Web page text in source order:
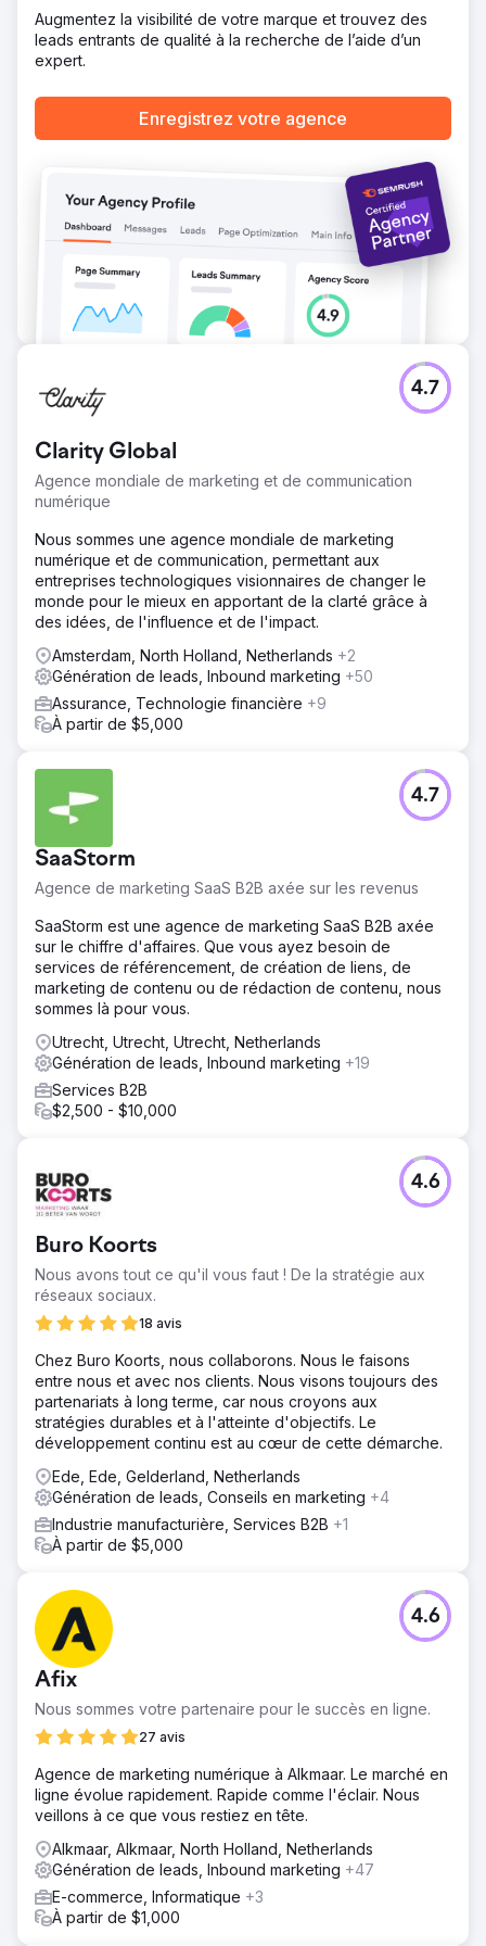
Vers la page de l'agence
Augmentez la visibilité de votre marque et trouvez des
leads entrants de qualité à la recherche de l’aide d’un
expert.
Enregistrez votre agence
Clarity Global
Agence mondiale de marketing et de communication
numérique
4.7
Nous sommes une agence mondiale de marketing
numérique et de communication, permettant aux
entreprises technologiques visionnaires de changer le
monde pour le mieux en apportant de la clarté grâce à
des idées, de l'influence et de l'impact.
Amsterdam, North Holland, Netherlands +2
Génération de leads, Inbound marketing +50
Assurance, Technologie financière +9
À partir de $5,000
SaaStorm
Agence de marketing SaaS B2B axée sur les revenus
4.7
SaaStorm est une agence de marketing SaaS B2B axée
sur le chiffre d'affaires. Que vous ayez besoin de
services de référencement, de création de liens, de
marketing de contenu ou de rédaction de contenu, nous
sommes là pour vous.
Utrecht, Utrecht, Utrecht, Netherlands
Génération de leads, Inbound marketing +19
Services B2B
$2,500 - $10,000
Buro Koorts
Nous avons tout ce qu'il vous faut ! De la stratégie aux
réseaux sociaux.
18 avis
4.6
Chez Buro Koorts, nous collaborons. Nous le faisons
entre nous et avec nos clients. Nous visons toujours des
partenariats à long terme, car nous croyons aux
stratégies durables et à l'atteinte d'objectifs. Le
développement continu est au cœur de cette démarche.
Ede, Ede, Gelderland, Netherlands
Génération de leads, Conseils en marketing +4
Industrie manufacturière, Services B2B +1
À partir de $5,000
Afix
Nous sommes votre partenaire pour le succès en ligne.
27 avis
4.6
Agence de marketing numérique à Alkmaar. Le marché en
ligne évolue rapidement. Rapide comme l'éclair. Nous
veillons à ce que vous restiez en tête.
Alkmaar, Alkmaar, North Holland, Netherlands
Génération de leads, Inbound marketing +47
E-commerce, Informatique +3
À partir de $1,000